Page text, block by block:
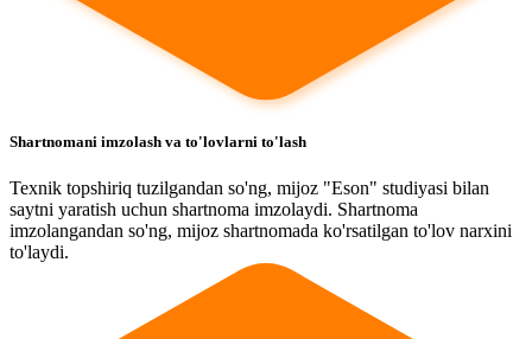
Shartnomani imzolash va to'lovlarni to'lash
Texnik topshiriq tuzilgandan so'ng, mijoz "Eson" studiyasi bilan
saytni yaratish uchun shartnoma imzolaydi. Shartnoma
imzolangandan so'ng, mijoz shartnomada ko'rsatilgan to'lov narxini
to'laydi.